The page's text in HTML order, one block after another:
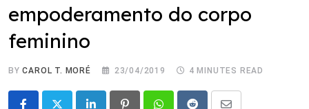
empoderamento do corpo
feminino
BYCAROL T. MORÉ 23/04/2019 4 MINUTES READ